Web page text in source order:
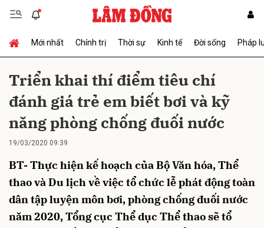
Mới nhất Chính trị Thời sự Kinh tế Đời sống Pháp
Triển khai thí điểm tiêu chí
đánh giá trẻ em biết bơi và kỹ
năng phòng chống đuối nước
19/03/2020 09:39
BT- Thực hiện kế hoạch của Bộ Văn hóa, Thể
thao và Du lịch về việc tổ chức lễ phát động toàn
dân tập luyện môn bơi, phòng chống đuối nước
năm 2020, Tổng cục Thể dục Thể thao sẽ tổ
Gửi bình luận
Hủy Gửi